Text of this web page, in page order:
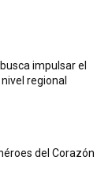
impulsar el
regional
del Corazón